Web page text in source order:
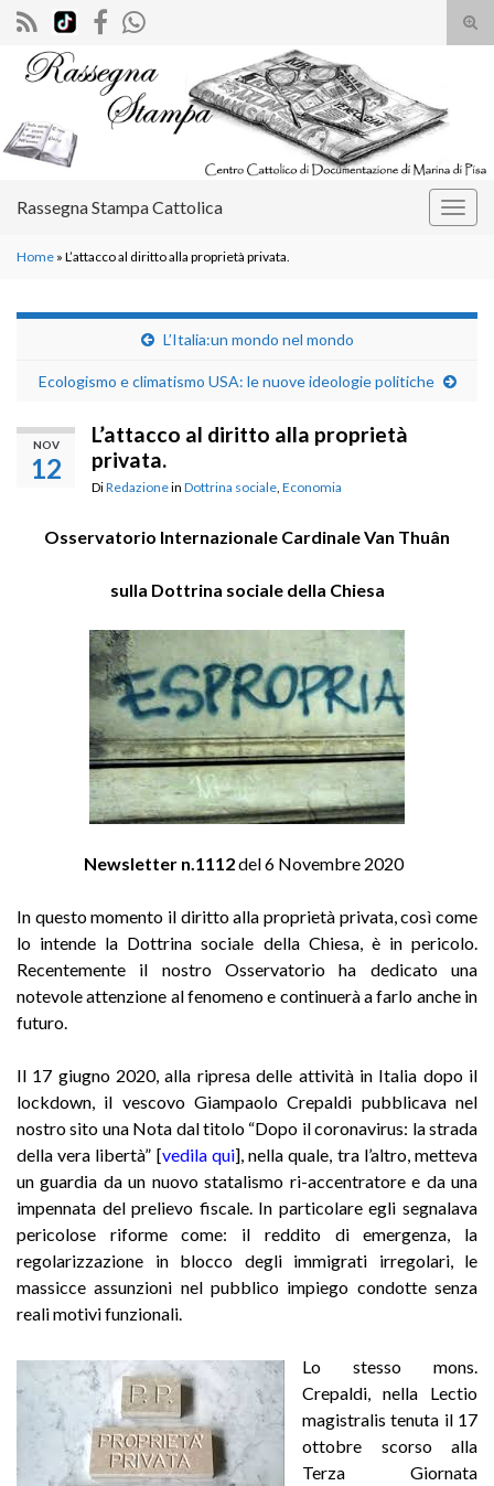
il
Search for:
Rassegna Stampa Cattolica
Home » L’attacco al diritto alla proprietà privata.
L’Italia:un mondo nel mondo
Ecologismo e climatismo USA: le nuove ideologie politiche
NOV
12
L’attacco al diritto alla proprietà
privata.
DiRedazionein Dottrina sociale Economia
Osservatorio Internazionale Cardinale Van Thuân
sulla Dottrina sociale della Chiesa
Newsletter n.1112del 6 Novembre 2020
In questo momento il diritto alla proprietà privata, così come
lo intende la Dottrina sociale della Chiesa, è in pericolo.
Recentemente il nostro Osservatorio ha dedicato una
notevole attenzione al fenomeno e continuerà a farlo anche in
futuro.
Il 17 giugno 2020, alla ripresa delle attività in Italia dopo il
lockdown, il vescovo Giampaolo Crepaldi pubblicava nel
nostro sito una Nota dal titolo “Dopo il coronavirus: la strada
della vera libertà” [vedila qui], nella quale, tra l’altro, metteva
un guardia da un nuovo statalismo ri-accentratore e da una
impennata del prelievo fiscale. In particolare egli segnalava
pericolose riforme come: il reddito di emergenza, la
regolarizzazione in blocco degli immigrati irregolari, le
massicce assunzioni nel pubblico impiego condotte senza
reali motivi funzionali.
Lo stesso mons.
Crepaldi, nella Lectio
magistralis tenuta il 17
ottobre scorso alla
Terza Giornata